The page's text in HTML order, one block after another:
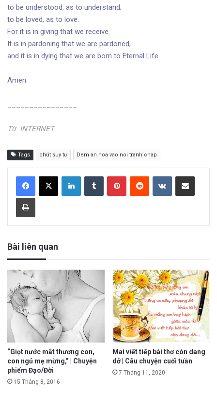
to be understood, as to understand;
to be loved, as to love.
For it is in giving that we receive.
It is in pardoning that we are pardoned,
and it is in dying that we are born to Eternal Life.
Amen.
Từ INTERNET
Tags chút suy tư Dem an hoa vao noi tranh chap
Bài liên quan
“Giọt nước mắt thương con,
con ngủ mẹ mừng,” | Chuyện
phiếm Đạo/Đời
15 Tháng 8, 2016
Mai viết tiếp bài thơ còn dang
dở | Câu chuyện cuối tuần
7 Tháng 11, 2020